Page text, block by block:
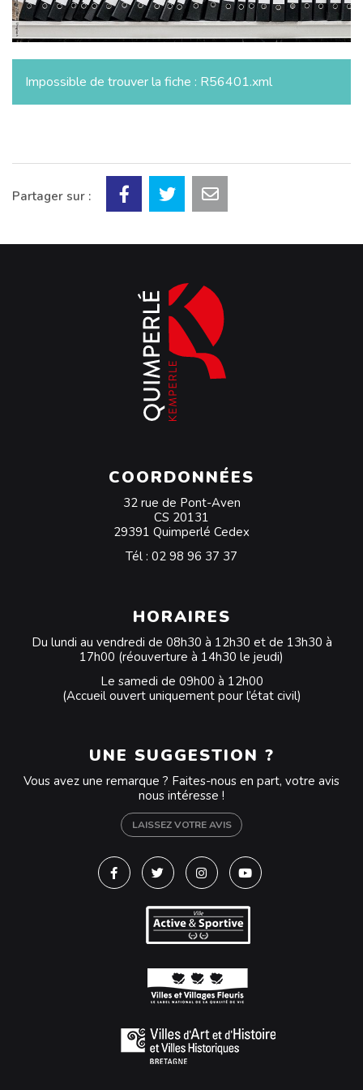
Impossible de trouver la fiche : R56401.xml
Partager sur :
COORDONNÉES
32 rue de Pont-Aven
CS 20131
29391 Quimperlé Cedex
Tél : 02 98 96 37 37
HORAIRES
Du lundi au vendredi de 08h30 à 12h30 et de 13h30 à
17h00 (réouverture à 14h30 le jeudi)
Le samedi de 09h00 à 12h00
(Accueil ouvert uniquement pour l’état civil)
UNE SUGGESTION ?
Vous avez une remarque ? Faites-nous en part, votre avis
nous intéresse !
LAISSEZ VOTRE AVIS
Lien vers le compte Facebook
Lien vers le compte Twitter
Lien vers le compte
Lien vers la chaîne